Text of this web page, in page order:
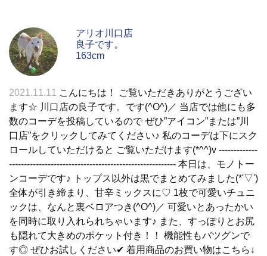
アリオ川口店
良子です。
163cm
2021.11.11
こんにちは！ ご覧いただきありがとうござい
ます☆ 川口店の良子です。です(^O^)／ 当店では他にも多
数のコーデを投稿しているので ぜひ”アイコン”または”川
口店”をクリックしてみてください♪ 私のコーデは下にスク
ロールしていただけると ご覧いただけます(*^^)v -------------
-------------------------------------------------------- 本日は、モノトー
ンコーデです♪ トップス以外は黒でまとめてみました(*'▽')
全体が引き締まり、甘辛ミックスに♡ 1枚で可愛いチュニ
ックは、なんと裏ベロアつき(^O^)／ 可愛いとあったかい
を同時に取り入れられちゃいます♪ また、すっぽりとお尻
も隠れて大きめのポケット付き！！ 機能性もバツグンで
す◎ ぜひお試しください✔ 着用商品のお買い物はこちら↓